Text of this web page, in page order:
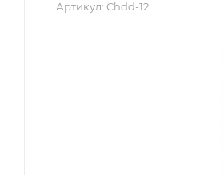
Артикул: Chdd-12